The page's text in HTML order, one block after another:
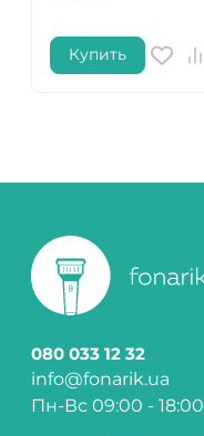
Купить
080 033 12 32
info@fonarik.ua
Пн-Вс 09:00 - 18:00